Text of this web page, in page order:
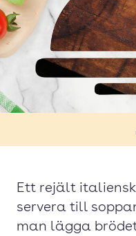
Ett rejält
servera till
man lägga